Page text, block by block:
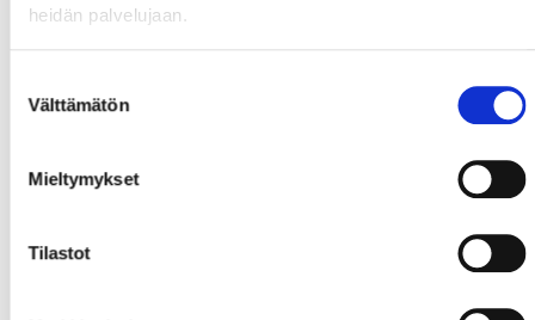
heidän palvelujaan.
valinta
Välttämätön
Mieltymykset
Tilastot